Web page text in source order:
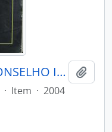
PORANTIM - BRASÍLIA CONSELHO INDIGENISTA MISSIONÁRIO - 2004 - Nº265
· Item · 2004